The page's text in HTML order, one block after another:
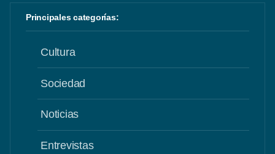
Principales categorías:
Cultura
Sociedad
Noticias
Entrevistas